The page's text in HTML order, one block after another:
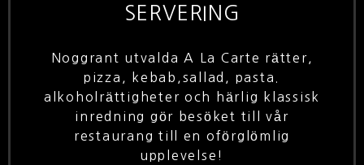
SERVERING
Noggrant utvalda A La Carte rätter,
pizza, kebab,sallad, pasta.
alkoholrättigheter och härlig klassisk
inredning gör besöket till vår
restaurang till en oförglömlig
upplevelse!